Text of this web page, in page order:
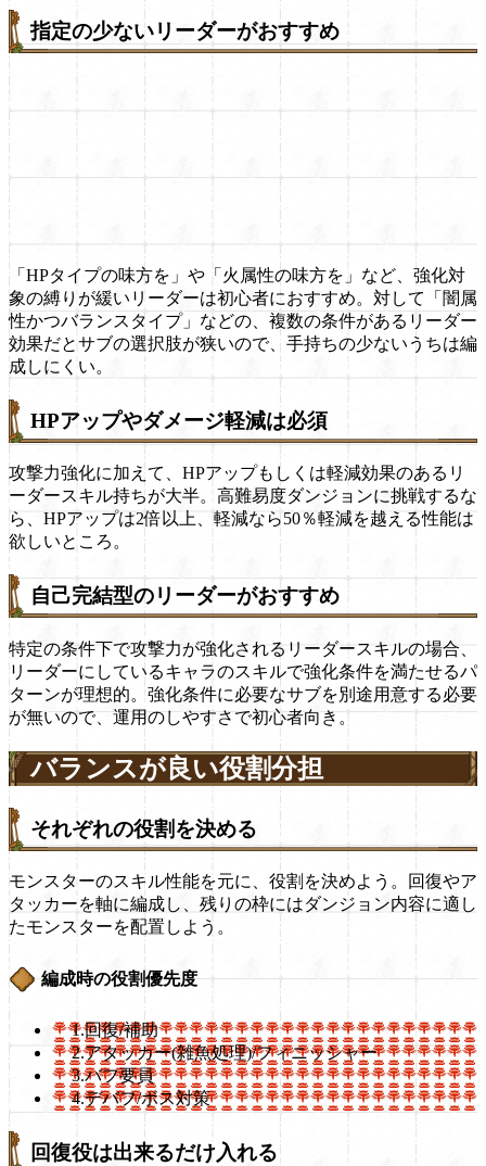
指定の少ないリーダーがおすすめ
「HPタイプの味方を」や「火属性の味方を」など、強化対
象の縛りが緩いリーダーは初心者におすすめ。対して「闇属
性かつバランスタイプ」などの、複数の条件があるリーダー
効果だとサブの選択肢が狭いので、手持ちの少ないうちは編
成しにくい。
HPアップやダメージ軽減は必須
攻撃力強化に加えて、HPアップもしくは軽減効果のあるリ
ーダースキル持ちが大半。高難易度ダンジョンに挑戦するな
ら、HPアップは2倍以上、軽減なら50％軽減を越える性能は
欲しいところ。
自己完結型のリーダーがおすすめ
特定の条件下で攻撃力が強化されるリーダースキルの場合、
リーダーにしているキャラのスキルで強化条件を満たせるパ
ターンが理想的。強化条件に必要なサブを別途用意する必要
が無いので、運用のしやすさで初心者向き。
バランスが良い役割分担
それぞれの役割を決める
モンスターのスキル性能を元に、役割を決めよう。回復やア
タッカーを軸に編成し、残りの枠にはダンジョン内容に適し
たモンスターを配置しよう。
編成時の役割優先度
1.回復/補助
2.アタッカー(雑魚処理)/フィニッシャー
3.バフ要員
4.デバフ/ボス対策
回復役は出来るだけ入れる